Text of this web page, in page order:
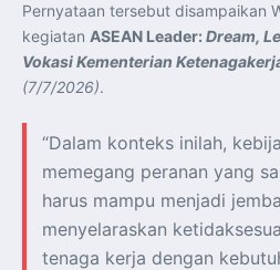
Menlu Sugiono Dorong
Lebih Erat Hadapi
Indonesia Dorong
Stabilitas Global melalui
ASEAN dan India
Kerja Sama Maritim,
BI Pertahankan BI-Rate
Stabilitas dan Dukung
Kepala BGN Sudaryono
Transparansi dan
Gratis
Pernyataan tersebut disampaikan
kegiatan ASEAN Leader: Dream,
Vokasi Kementerian
(7/7/2026).
“Dalam konteks inilah,
memegang peranan yang
harus mampu menjadi
menyelaraskan
tenaga kerja dengan